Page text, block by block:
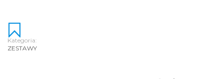
Kategoria:
ZESTAWY